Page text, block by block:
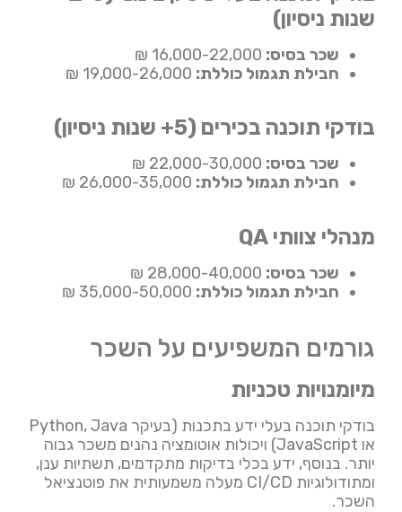
שנות ניסיון)
שכר בסיס:
חבילת תגמול כוללת:
בודקי תוכנה בכירים (5+ שנות ניסיון)
שכר בסיס:
חבילת תגמול כוללת:
מנהלי צוותי QA
שכר בסיס:
חבילת תגמול כוללת:
גורמים המשפיעים על השכר
מיומנויות טכניות
בודקי תוכנה בעלי ידע בתכנות (בעיקר Python, Java
או JavaScript) ויכולות אוטומציה נהנים משכר גבוה
יותר. בנוסף, ידע בכלי בדיקות מתקדמים, תשתיות ענן,
ומתודולוגיות CI/CD מעלה משמעותית את פוטנציאל
השכר.